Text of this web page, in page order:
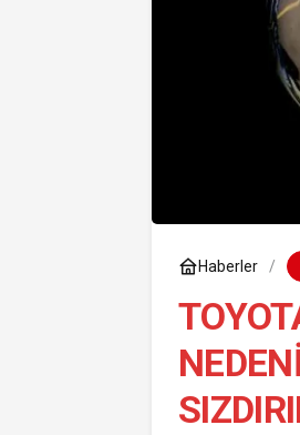
Haberler